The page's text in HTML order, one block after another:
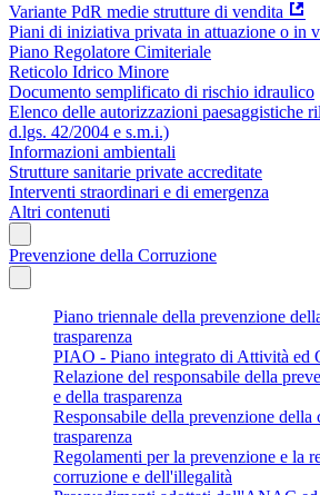
Variante PdR medie strutture di vendita
Piani di iniziativa privata in attuazione o in
Piano Regolatore Cimiteriale
Reticolo Idrico Minore
Documento semplificato di rischio idraulico
Elenco delle autorizzazioni paesaggistiche
d.lgs. 42/2004 e s.m.i.)
Informazioni ambientali
Strutture sanitarie private accreditate
Interventi straordinari e di emergenza
Altri contenuti
Prevenzione della Corruzione
Piano triennale della prevenzione
trasparenza
PIAO - Piano integrato di Attività ed
Relazione del responsabile della
e della trasparenza
Responsabile della prevenzione della
trasparenza
Regolamenti per la prevenzione e la
corruzione e dell'illegalità